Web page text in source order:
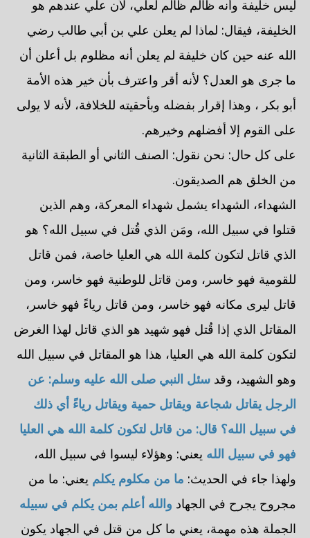
ليس خليفة وأنه ظالم ظالم لعلي، لأن علي عندهم هو
الخليفة، فيقال: لماذا لم يعلن علي بن أبي طالب رضي
الله عنه حين كان خليفة لم يعلن أنه مظلوم بل أعلن أن
ما جرى هو العدل؟ لأنه أقر واعترف بأن خير هذه الأمة
أبو بكر ، وهذا إقرار بفضله وبأحقيته للخلافة، لأنه لا يولى
على القوم إلا أفضلهم وخيرهم.
على كل حال: نحن نقول: الصنف الثاني أو الطبقة الثانية
من الخلق هم الصديقون.
الشهداء، الشهداء يشمل شهداء المعركة، وهم الذين
قتلوا في سبيل الله، ومَن الذي قُتل في سبيل الله؟ هو
الذي قاتل لتكون كلمة الله هي العليا خاصة، فمن قاتل
للقومية فهو خاسر، ومن قاتل للوطنية فهو خاسر، ومن
قاتل ليرى مكانه فهو خاسر، ومن قاتل رياءً فهو خاسر،
المقاتل الذي إذا قُتل فهو شهيد هو الذي قاتل لهذا الغرض
لتكون كلمة الله هي العليا، هذا هو المقاتل في سبيل الله
وهو الشهيد، وقد سئل النبي صلى الله عليه وسلم: عن
الرجل يقاتل شجاعة ويقاتل حمية ويقاتل رياءً أي ذلك
في سبيل الله؟ قال: من قاتل لتكون كلمة الله هي العليا
فهو في سبيل الله يعني: وهؤلاء ليسوا في سبيل الله،
ولهذا جاء في الحديث: ما من مكلوم يكلم يعني: ما من
مجروح يجرح في الجهاد والله أعلم بمن يكلم في سبيله
الجملة هذه مهمة، يعني ما كل من قتل في الجهاد يكون